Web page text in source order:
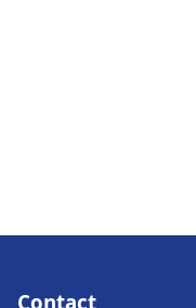
Contact